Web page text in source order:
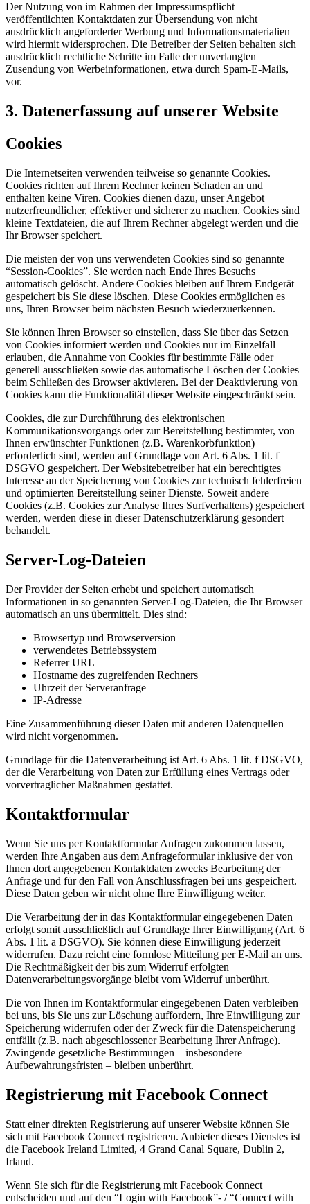
Der Nutzung von im Rahmen der Impressumspflicht
veröffentlichten Kontaktdaten zur Übersendung von nicht
ausdrücklich angeforderter Werbung und Informationsmaterialien
wird hiermit widersprochen. Die Betreiber der Seiten behalten sich
ausdrücklich rechtliche Schritte im Falle der unverlangten
Zusendung von Werbeinformationen, etwa durch Spam-E-Mails,
vor.
3. Datenerfassung auf unserer Website
Cookies
Die Internetseiten verwenden teilweise so genannte Cookies.
Cookies richten auf Ihrem Rechner keinen Schaden an und
enthalten keine Viren. Cookies dienen dazu, unser Angebot
nutzerfreundlicher, effektiver und sicherer zu machen. Cookies sind
kleine Textdateien, die auf Ihrem Rechner abgelegt werden und die
Ihr Browser speichert.
Die meisten der von uns verwendeten Cookies sind so genannte
“Session-Cookies”. Sie werden nach Ende Ihres Besuchs
automatisch gelöscht. Andere Cookies bleiben auf Ihrem Endgerät
gespeichert bis Sie diese löschen. Diese Cookies ermöglichen es
uns, Ihren Browser beim nächsten Besuch wiederzuerkennen.
Sie können Ihren Browser so einstellen, dass Sie über das Setzen
von Cookies informiert werden und Cookies nur im Einzelfall
erlauben, die Annahme von Cookies für bestimmte Fälle oder
generell ausschließen sowie das automatische Löschen der Cookies
beim Schließen des Browser aktivieren. Bei der Deaktivierung von
Cookies kann die Funktionalität dieser Website eingeschränkt sein.
Cookies, die zur Durchführung des elektronischen
Kommunikationsvorgangs oder zur Bereitstellung bestimmter, von
Ihnen erwünschter Funktionen (z.B. Warenkorbfunktion)
erforderlich sind, werden auf Grundlage von Art. 6 Abs. 1 lit. f
DSGVO gespeichert. Der Websitebetreiber hat ein berechtigtes
Interesse an der Speicherung von Cookies zur technisch fehlerfreien
und optimierten Bereitstellung seiner Dienste. Soweit andere
Cookies (z.B. Cookies zur Analyse Ihres Surfverhaltens) gespeichert
werden, werden diese in dieser Datenschutzerklärung gesondert
behandelt.
Server-Log-Dateien
Der Provider der Seiten erhebt und speichert automatisch
Informationen in so genannten Server-Log-Dateien, die Ihr Browser
automatisch an uns übermittelt. Dies sind:
Browsertyp und Browserversion
verwendetes Betriebssystem
Referrer URL
Hostname des zugreifenden Rechners
Uhrzeit der Serveranfrage
IP-Adresse
Eine Zusammenführung dieser Daten mit anderen Datenquellen
wird nicht vorgenommen.
Grundlage für die Datenverarbeitung ist Art. 6 Abs. 1 lit. f DSGVO,
der die Verarbeitung von Daten zur Erfüllung eines Vertrags oder
vorvertraglicher Maßnahmen gestattet.
Kontaktformular
Wenn Sie uns per Kontaktformular Anfragen zukommen lassen,
werden Ihre Angaben aus dem Anfrageformular inklusive der von
Ihnen dort angegebenen Kontaktdaten zwecks Bearbeitung der
Anfrage und für den Fall von Anschlussfragen bei uns gespeichert.
Diese Daten geben wir nicht ohne Ihre Einwilligung weiter.
Die Verarbeitung der in das Kontaktformular eingegebenen Daten
erfolgt somit ausschließlich auf Grundlage Ihrer Einwilligung (Art. 6
Abs. 1 lit. a DSGVO). Sie können diese Einwilligung jederzeit
widerrufen. Dazu reicht eine formlose Mitteilung per E-Mail an uns.
Die Rechtmäßigkeit der bis zum Widerruf erfolgten
Datenverarbeitungsvorgänge bleibt vom Widerruf unberührt.
Die von Ihnen im Kontaktformular eingegebenen Daten verbleiben
bei uns, bis Sie uns zur Löschung auffordern, Ihre Einwilligung zur
Speicherung widerrufen oder der Zweck für die Datenspeicherung
entfällt (z.B. nach abgeschlossener Bearbeitung Ihrer Anfrage).
Zwingende gesetzliche Bestimmungen – insbesondere
Aufbewahrungsfristen – bleiben unberührt.
Registrierung mit Facebook Connect
Statt einer direkten Registrierung auf unserer Website können Sie
sich mit Facebook Connect registrieren. Anbieter dieses Dienstes ist
die Facebook Ireland Limited, 4 Grand Canal Square, Dublin 2,
Irland.
Wenn Sie sich für die Registrierung mit Facebook Connect
entscheiden und auf den “Login with Facebook”- / “Connect with